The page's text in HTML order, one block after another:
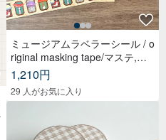
ミュージアムラベラーシール / o
riginal masking tape/マステ,美
纹纸胶带,文具,ステーショナリ
ー,紙もの,紙膠帶,贴纸
1,210円
29 人がお気に入り